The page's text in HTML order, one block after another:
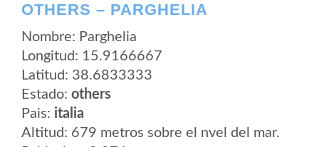
OTHERS – PARGHELIA
Nombre: Parghelia
Longitud: 15.9166667
Latitud: 38.6833333
Estado: others
Pais: italia
Altitud: 679 metros sobre el nvel del mar.